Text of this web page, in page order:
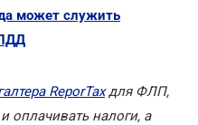
может служить
ReporTaxдля ФЛП,
оплачивать налоги, а